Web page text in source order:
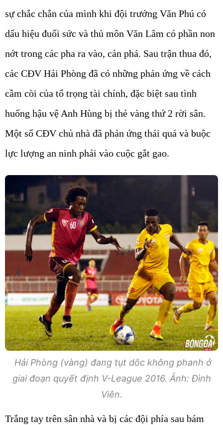
sự chắc chắn của mình khi đội trưởng Văn Phú có
dấu hiệu đuối sức và thủ môn Văn Lâm có phần non
nớt trong các pha ra vào, cản phá. Sau trận thua đó,
các CĐV Hải Phòng đã có những phản ứng về cách
cầm còi của tổ trọng tài chính, đặc biệt sau tình
huống hậu vệ Anh Hùng bị thẻ vàng thứ 2 rời sân.
Một số CĐV chủ nhà đã phản ứng thái quá và buộc
lực lượng an ninh phải vào cuộc gắt gao.
Hải Phòng (vàng) đang tụt dôc không phanh ở
giai đoạn quyết định V-League 2016. Ảnh: Đình
Viên.
Trắng tay trên sân nhà và bị các đội phía sau bám